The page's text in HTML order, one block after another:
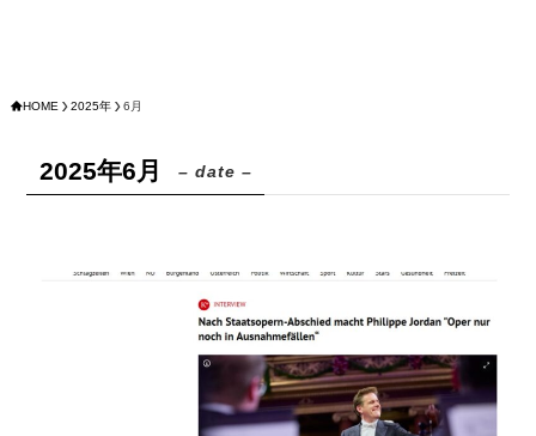
HOME 2025年 6月
2025年6月 – date –